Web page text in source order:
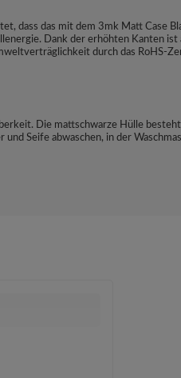
dass das mit dem 3mk Matt Case
Dank der erhöhten Kanten ist
durch das RoHS-
Die mattschwarze Hülle
Seife abwaschen, in der